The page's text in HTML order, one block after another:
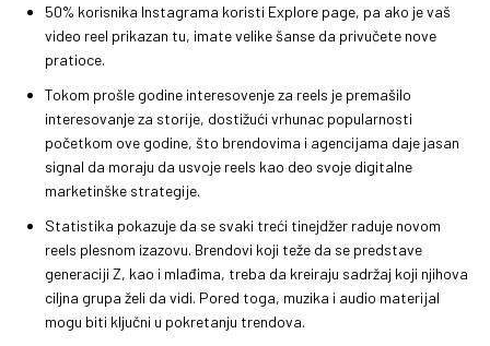
50% korisnika Instagrama koristi Explore page, pa ako je vaš
video reel prikazan tu, imate velike šanse da privučete nove
pratioce.
Tokom prošle godine interesovenje za reels je premašilo
interesovanje za storije, dostižući vrhunac popularnosti
početkom ove godine, što brendovima i agencijama daje jasan
signal da moraju da usvoje reels kao deo svoje digitalne
marketinške strategije.
Statistika pokazuje da se svaki treći tinejdžer raduje novom
reels plesnom izazovu. Brendovi koji teže da se predstave
generaciji Z, kao i mlađima, treba da kreiraju sadržaj koji njihova
ciljna grupa želi da vidi. Pored toga, muzika i audio materijal
mogu biti ključni u pokretanju trendova.